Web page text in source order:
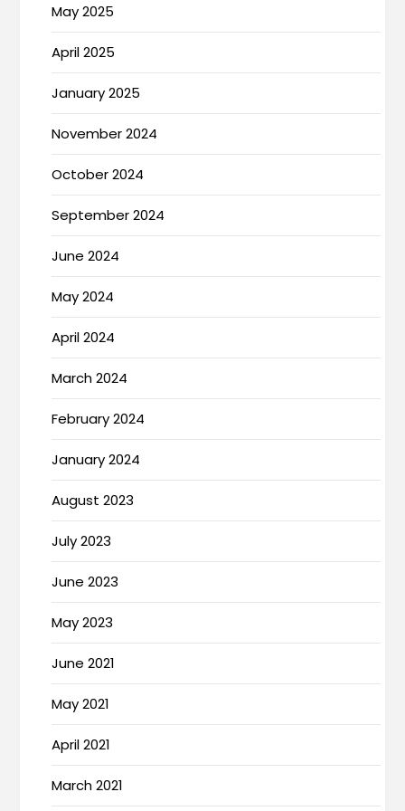
May 2025
April 2025
January 2025
November 2024
October 2024
September 2024
June 2024
May 2024
April 2024
March 2024
February 2024
January 2024
August 2023
July 2023
June 2023
May 2023
June 2021
May 2021
April 2021
March 2021